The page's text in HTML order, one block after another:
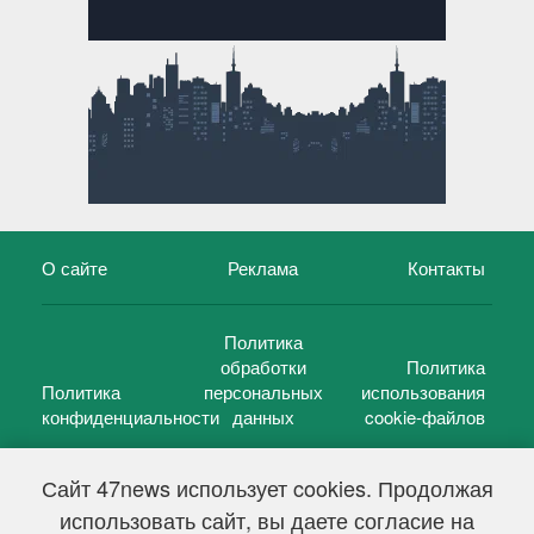
Сайт 47news использует cookies. Продолжая
использовать сайт, вы даете согласие на
О сайте Реклама Контакты
Политика
конфиденциальности
Политика
обработки
персональных
данных
Политика
использования
cookie-файлов